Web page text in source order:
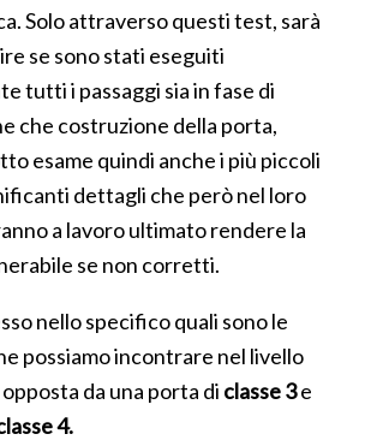
Solo attraverso questi test, sarà
se sono stati eseguiti
tutti i passaggi sia in fase di
che costruzione della porta,
esame quindi anche i più piccoli
dettagli che però nel loro
a lavoro ultimato rendere la
se non corretti.
nello specifico quali sono le
possiamo incontrare nel livello
da una porta di classe 3e
4.